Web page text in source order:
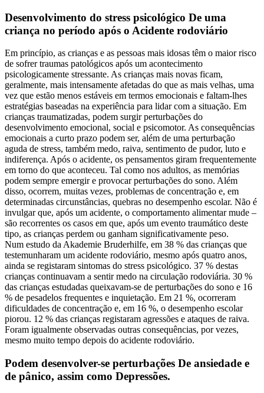
Desenvolvimento do stress psicológico De uma
criança no período após o Acidente rodoviário
Em princípio, as crianças e as pessoas mais idosas têm o maior risco
de sofrer traumas patológicos após um acontecimento
psicologicamente stressante. As crianças mais novas ficam,
geralmente, mais intensamente afetadas do que as mais velhas, uma
vez que estão menos estáveis em termos emocionais e faltam-lhes
estratégias baseadas na experiência para lidar com a situação. Em
crianças traumatizadas, podem surgir perturbações do
desenvolvimento emocional, social e psicomotor. As consequências
emocionais a curto prazo podem ser, além de uma perturbação
aguda de stress, também medo, raiva, sentimento de pudor, luto e
indiferença. Após o acidente, os pensamentos giram frequentemente
em torno do que aconteceu. Tal como nos adultos, as memórias
podem sempre emergir e provocar perturbações do sono. Além
disso, ocorrem, muitas vezes, problemas de concentração e, em
determinadas circunstâncias, quebras no desempenho escolar. Não é
invulgar que, após um acidente, o comportamento alimentar mude –
são recorrentes os casos em que, após um evento traumático deste
tipo, as crianças perdem ou ganham significativamente peso.
Num estudo da Akademie Bruderhilfe, em 38 % das crianças que
testemunharam um acidente rodoviário, mesmo após quatro anos,
ainda se registaram sintomas do stress psicológico. 37 % destas
crianças continuavam a sentir medo na circulação rodoviária. 30 %
das crianças estudadas queixavam-se de perturbações do sono e 16
% de pesadelos frequentes e inquietação. Em 21 %, ocorreram
dificuldades de concentração e, em 16 %, o desempenho escolar
piorou. 12 % das crianças registaram agressões e ataques de raiva.
Foram igualmente observadas outras consequências, por vezes,
mesmo muito tempo depois do acidente rodoviário.
Podem desenvolver-se perturbações De ansiedade e
de pânico, assim como Depressões.